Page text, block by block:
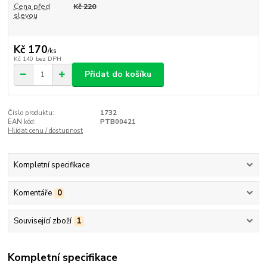
Cena před
slevou
Kč 220
Kč 170/ks
Kč 140 bez DPH
Přidat do košíku
Číslo produktu:
1732
EAN kód:
PTB00421
Hlídat cenu / dostupnost
Kompletní specifikace
Komentáře 0
Související zboží 1
Kompletní specifikace